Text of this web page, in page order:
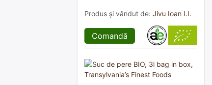
Produs și vândut de: Jivu Ioan I.I.
Comandă